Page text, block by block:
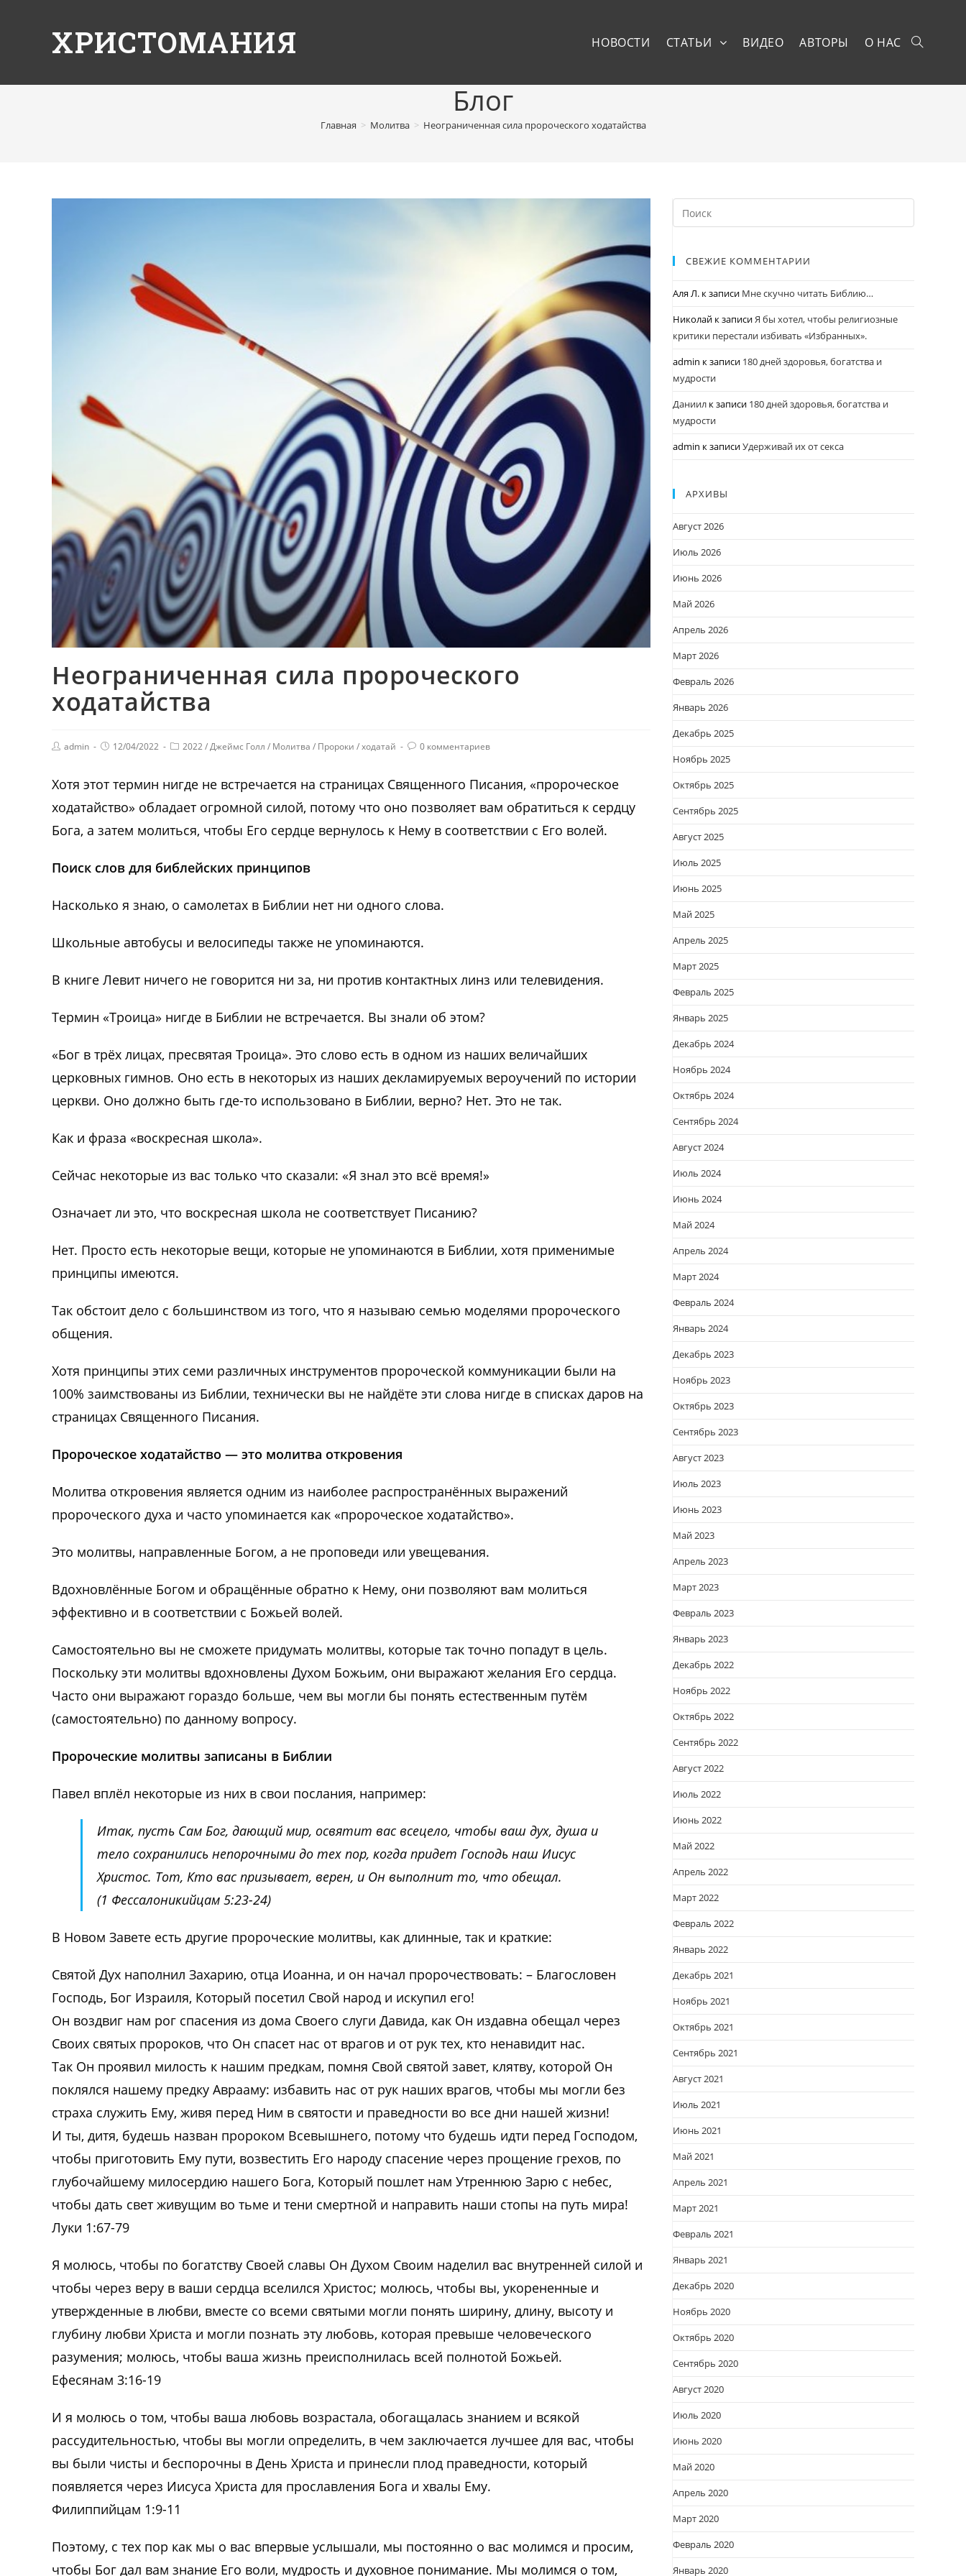
ХРИСТОМАНИЯ НОВОСТИ СТАТЬИ ВИДЕО АВТОРЫ О НАС
Блог
Главная > Молитва > Неограниченная сила пророческого ходатайства
Неограниченная сила пророческого
ходатайства
admin 12/04/2022 2022/Джеймс Голл / Молитва / Пророки /ходатай 0 комментариев
Хотя этот термин нигде не встречается на страницах Священного Писания, «пророческое
ходатайство» обладает огромной силой, потому что оно позволяет вам обратиться к сердцу
Бога, а затем молиться, чтобы Его сердце вернулось к Нему в соответствии с Его волей.
Поиск слов для библейских принципов
Насколько я знаю, о самолетах в Библии нет ни одного слова.
Школьные автобусы и велосипеды также не упоминаются.
В книге Левит ничего не говорится ни за, ни против контактных линз или телевидения.
Термин «Троица» нигде в Библии не встречается. Вы знали об этом?
«Бог в трёх лицах, пресвятая Троица». Это слово есть в одном из наших величайших
церковных гимнов. Оно есть в некоторых из наших декламируемых вероучений по истории
церкви. Оно должно быть где-то использовано в Библии, верно? Нет. Это не так.
Как и фраза «воскресная школа».
Сейчас некоторые из вас только что сказали: «Я знал это всё время!»
Означает ли это, что воскресная школа не соответствует Писанию?
Нет. Просто есть некоторые вещи, которые не упоминаются в Библии, хотя применимые
принципы имеются.
Так обстоит дело с большинством из того, что я называю семью моделями пророческого
общения.
Хотя принципы этих семи различных инструментов пророческой коммуникации были на
100% заимствованы из Библии, технически вы не найдёте эти слова нигде в списках даров на
страницах Священного Писания.
Пророческое ходатайство — это молитва откровения
Молитва откровения является одним из наиболее распространённых выражений
пророческого духа и часто упоминается как «пророческое ходатайство».
Это молитвы, направленные Богом, а не проповеди или увещевания.
Вдохновлённые Богом и обращённые обратно к Нему, они позволяют вам молиться
эффективно и в соответствии с Божьей волей.
Самостоятельно вы не сможете придумать молитвы, которые так точно попадут в цель.
Поскольку эти молитвы вдохновлены Духом Божьим, они выражают желания Его сердца.
Часто они выражают гораздо больше, чем вы могли бы понять естественным путём
(самостоятельно) по данному вопросу.
Пророческие молитвы записаны в Библии
Павел вплёл некоторые из них в свои послания, например:
Итак, пусть Сам Бог, дающий мир, освятит вас всецело, чтобы ваш дух, душа и
тело сохранились непорочными до тех пор, когда придет Господь наш Иисус
Христос. Тот, Кто вас призывает, верен, и Он выполнит то, что обещал.
(1 Фессалоникийцам 5:23-24)
В Новом Завете есть другие пророческие молитвы, как длинные, так и краткие:
Святой Дух наполнил Захарию, отца Иоанна, и он начал пророчествовать: – Благословен
Господь, Бог Израиля, Который посетил Свой народ и искупил его!
Он воздвиг нам рог спасения из дома Своего слуги Давида, как Он издавна обещал через
Своих святых пророков, что Он спасет нас от врагов и от рук тех, кто ненавидит нас.
Так Он проявил милость к нашим предкам, помня Свой святой завет, клятву, которой Он
поклялся нашему предку Аврааму: избавить нас от рук наших врагов, чтобы мы могли без
страха служить Ему, живя перед Ним в святости и праведности во все дни нашей жизни!
И ты, дитя, будешь назван пророком Всевышнего, потому что будешь идти перед Господом,
чтобы приготовить Ему пути, возвестить Его народу спасение через прощение грехов, по
глубочайшему милосердию нашего Бога, Который пошлет нам Утреннюю Зарю с небес,
чтобы дать свет живущим во тьме и тени смертной и направить наши стопы на путь мира!
Луки 1:67-79
Я молюсь, чтобы по богатству Своей славы Он Духом Своим наделил вас внутренней силой и
чтобы через веру в ваши сердца вселился Христос; молюсь, чтобы вы, укорененные и
утвержденные в любви, вместе со всеми святыми могли понять ширину, длину, высоту и
глубину любви Христа и могли познать эту любовь, которая превыше человеческого
разумения; молюсь, чтобы ваша жизнь преисполнилась всей полнотой Божьей.
Ефесянам 3:16-19
И я молюсь о том, чтобы ваша любовь возрастала, обогащалась знанием и всякой
рассудительностью, чтобы вы могли определить, в чем заключается лучшее для вас, чтобы
вы были чисты и беспорочны в День Христа и принесли плод праведности, который
появляется через Иисуса Христа для прославления Бога и хвалы Ему.
Филиппийцам 1:9-11
Поэтому, с тех пор как мы о вас впервые услышали, мы постоянно о вас молимся и просим,
чтобы Бог дал вам знание Его воли, мудрость и духовное понимание. Мы молимся о том,
СВЕЖИЕ КОММЕНТАРИИ
Аля Л. к записи Мне скучно читать Библию…
Николай к записиЯ бы хотел, чтобы религиозные
критики перестали избивать «Избранных».
admin к записи 180 дней здоровья, богатства и
мудрости
Даниил к записи 180 дней здоровья, богатства и
мудрости
admin к записиУдерживай их от секса
АРХИВЫ
Август 2026
Июль 2026
Июнь 2026
Май 2026
Апрель 2026
Март 2026
Февраль 2026
Январь 2026
Декабрь 2025
Ноябрь 2025
Октябрь 2025
Сентябрь 2025
Август 2025
Июль 2025
Июнь 2025
Май 2025
Апрель 2025
Март 2025
Февраль 2025
Январь 2025
Декабрь 2024
Ноябрь 2024
Октябрь 2024
Сентябрь 2024
Август 2024
Июль 2024
Июнь 2024
Май 2024
Апрель 2024
Март 2024
Февраль 2024
Январь 2024
Декабрь 2023
Ноябрь 2023
Октябрь 2023
Сентябрь 2023
Август 2023
Июль 2023
Июнь 2023
Май 2023
Апрель 2023
Март 2023
Февраль 2023
Январь 2023
Декабрь 2022
Ноябрь 2022
Октябрь 2022
Сентябрь 2022
Август 2022
Июль 2022
Июнь 2022
Май 2022
Апрель 2022
Март 2022
Февраль 2022
Январь 2022
Декабрь 2021
Ноябрь 2021
Октябрь 2021
Сентябрь 2021
Август 2021
Июль 2021
Июнь 2021
Май 2021
Апрель 2021
Март 2021
Февраль 2021
Январь 2021
Декабрь 2020
Ноябрь 2020
Октябрь 2020
Сентябрь 2020
Август 2020
Июль 2020
Июнь 2020
Май 2020
Апрель 2020
Март 2020
Февраль 2020
Январь 2020